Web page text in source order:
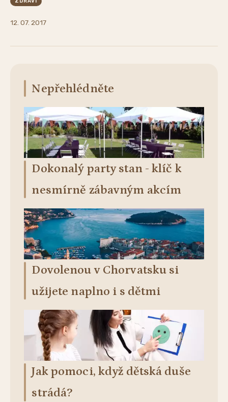
12. 07. 2017
Nepřehlédněte
Dokonalý party stan - klíč k
nesmírně zábavným akcím
Dovolenou v Chorvatsku si
užijete naplno i s dětmi
Jak pomoci, když dětská duše
strádá?